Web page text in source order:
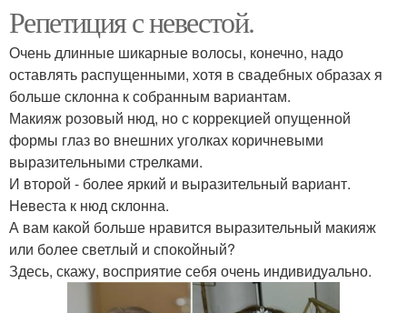
Репетиция с невестой.
Очень длинные шикарные волосы, конечно, надо
оставлять распущенными, хотя в свадебных образах я
больше склонна к собранным вариантам.
Макияж розовый нюд, но с коррекцией опущенной
формы глаз во внешних уголках коричневыми
выразительными стрелками.
И второй - более яркий и выразительный вариант.
Невеста к нюд склонна.
А вам какой больше нравится выразительный макияж
или более светлый и спокойный?
Здесь, скажу, восприятие себя очень индивидуально.